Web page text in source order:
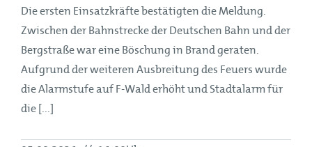
Die ersten Einsatzkräfte bestätigten die Meldung.
Zwischen der Bahnstrecke der Deutschen Bahn und der
Bergstraße war eine Böschung in Brand geraten.
Aufgrund der weiteren Ausbreitung des Feuers wurde
die Alarmstufe auf F-Wald erhöht und Stadtalarm für
die [...]